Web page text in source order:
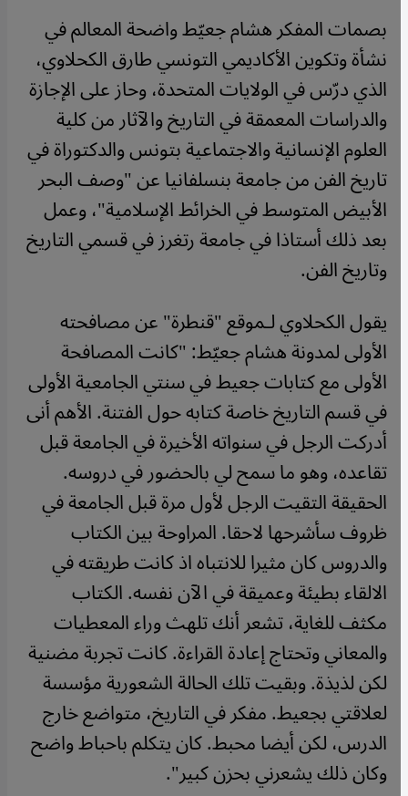
بصمات المفكر هشام جعيّط واضحة المعالم في
نشأة وتكوين الأكاديمي التونسي طارق الكحلاوي،
الذي درّس في الولايات المتحدة، وحاز على الإجازة
والدراسات المعمقة في التاريخ والآثار من كلية
العلوم الإنسانية والاجتماعية بتونس والدكتوراة في
تاريخ الفن من جامعة بنسلفانيا عن "وصف البحر
الأبيض المتوسط في الخرائط الإسلامية"، وعمل
بعد ذلك أستاذا في جامعة رتغرز في قسمي التاريخ
وتاريخ الفن.
يقول الكحلاوي لـموقع "قنطرة" عن مصافحته
الأولى لمدونة هشام جعيّط: "كانت المصافحة
الأولى مع كتابات جعيط في سنتي الجامعية الأولى
في قسم التاريخ خاصة كتابه حول الفتنة. الأهم أنى
أدركت الرجل في سنواته الأخيرة في الجامعة قبل
تقاعده، وهو ما سمح لي بالحضور في دروسه.
الحقيقة التقيت الرجل لأول مرة قبل الجامعة في
ظروف سأشرحها لاحقا. المراوحة بين الكتاب
والدروس كان مثيرا للانتباه اذ كانت طريقته في
الالقاء بطيئة وعميقة في الآن نفسه. الكتاب
مكثف للغاية، تشعر أنك تلهث وراء المعطيات
والمعاني وتحتاج إعادة القراءة. كانت تجربة مضنية
لكن لذيذة. وبقيت تلك الحالة الشعورية مؤسسة
لعلاقتي بجعيط. مفكر في التاريخ، متواضع خارج
الدرس، لكن أيضا محبط. كان يتكلم باحباط واضح
وكان ذلك يشعرني بحزن كبير".